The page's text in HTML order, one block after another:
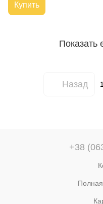
Купить
Показать
Назад 1
+38